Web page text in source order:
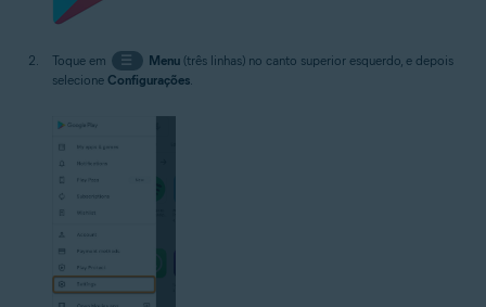
Toque em ☰ Menu(três linhas) no canto superior esquerdo, e depois
selecione Configurações.